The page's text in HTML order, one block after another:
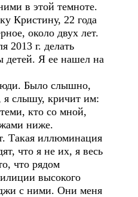
в этой темноте.
Кристину, 22 года
около двух лет.
2013 г. делать
детей. Я ее нашел на
Было слышно,
слышу, кричит им:
кто со мной,
ниже.
Такая иллюминация
что я не их, я весь
что рядом
высокого
с ними. Они меня